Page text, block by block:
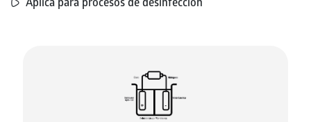
Aplica para procesos de desinfección